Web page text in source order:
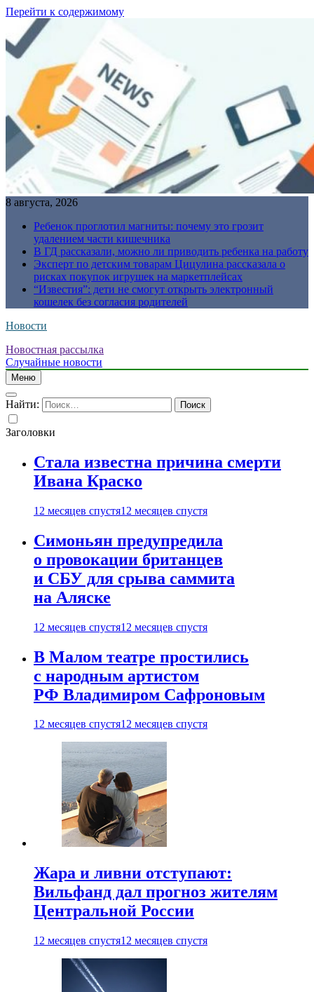
Перейти к содержимому
8 августа, 2026
Ребенок проглотил магниты: почему это грозит
удалением части кишечника
В ГД рассказали, можно ли приводить ребенка на работу
Эксперт по детским товарам Цицулина рассказала о
рисках покупок игрушек на маркетплейсах
“Известия”: дети не смогут открыть электронный
кошелек без согласия родителей
Новости
Новостная рассылка
Случайные новости
Меню
Найти:
Заголовки
Стала известна причина смерти
Ивана Краско
12 месяцев спустя12 месяцев спустя
Симоньян предупредила
о провокации британцев
и СБУ для срыва саммита
на Аляске
12 месяцев спустя12 месяцев спустя
В Малом театре простились
с народным артистом
РФ Владимиром Сафроновым
12 месяцев спустя12 месяцев спустя
Жара и ливни отступают:
Вильфанд дал прогноз жителям
Центральной России
12 месяцев спустя12 месяцев спустя